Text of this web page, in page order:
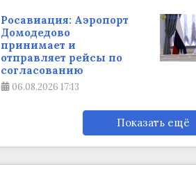
Росавиация: Аэропорт
Домодедово
принимает и
отправляет рейсы по
согласованию
06.08.2026 17:13
Показать ещё